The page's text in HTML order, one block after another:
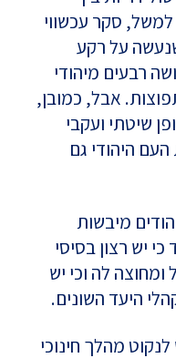
סקר עכשווי
על רקע
רבעים מיהודי
אבל, כמובן,
שיטתי ועקבי
היהודי גם
מיבשות
יש רצון בסיסי
ומחוצה לה וכי יש
היעד השונים.
מהלך חינוכי